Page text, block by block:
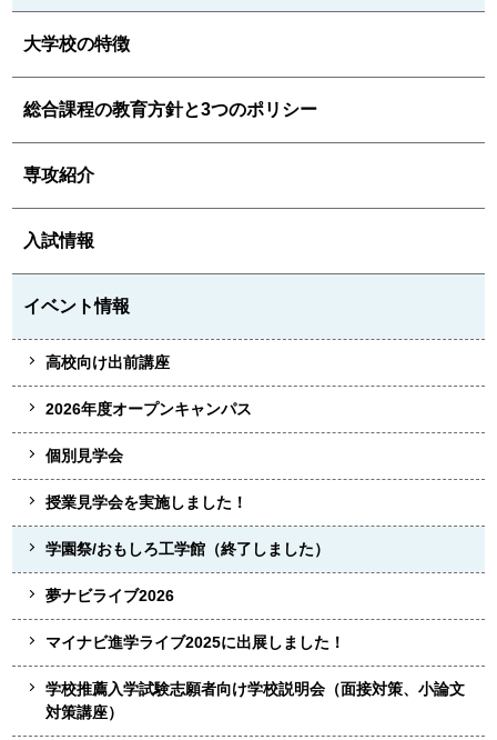
大学校の特徴
総合課程の教育方針と3つのポリシー
専攻紹介
入試情報
イベント情報
高校向け出前講座
2026年度オープンキャンパス
個別見学会
授業見学会を実施しました！
学園祭/おもしろ工学館（終了しました）
夢ナビライブ2026
マイナビ進学ライブ2025に出展しました！
学校推薦入学試験志願者向け学校説明会（面接対策、小論文
対策講座）